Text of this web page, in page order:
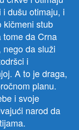
dušu otimaju, i
kičmeni stub
tome da Crna
da služi
i
A to je draga,
planu.
i svoje
narod da